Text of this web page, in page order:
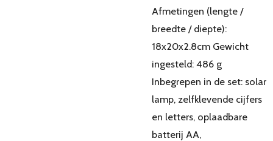
Afmetingen (lengte /
breedte / diepte):
18x20x2.8cm Gewicht
ingesteld: 486 g
Inbegrepen in de set: solar
lamp, zelfklevende cijfers
en letters, oplaadbare
batterij AA,